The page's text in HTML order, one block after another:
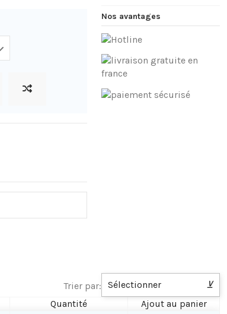
Nos avantages
Trier par: Sélectionner
⊻
Quantité
Ajout au panier